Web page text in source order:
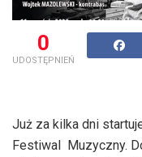
0
UDOSTĘPNIEŃ
Już za kilka dni
Festiwal Muzyczny.